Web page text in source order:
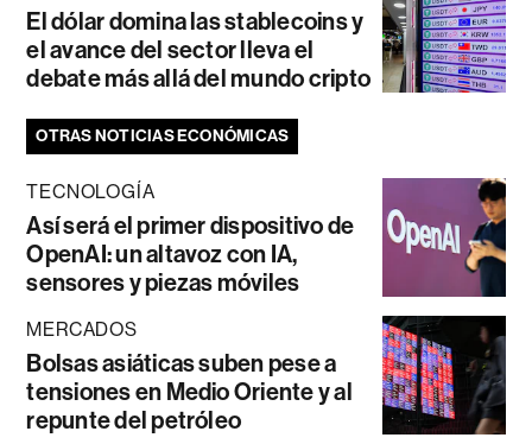
El dólar domina las stablecoins y
el avance del sector lleva el
debate más allá del mundo cripto
OTRAS NOTICIAS ECONÓMICAS
TECNOLOGÍA
Así será el primer dispositivo de
OpenAI: un altavoz con IA,
sensores y piezas móviles
MERCADOS
Bolsas asiáticas suben pese a
tensiones en Medio Oriente y al
repunte del petróleo